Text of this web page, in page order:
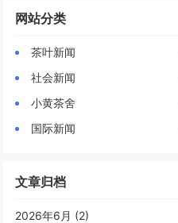
网站分类
茶叶新闻
社会新闻
小黄茶舍
国际新闻
文章归档
2026年6月 (2)